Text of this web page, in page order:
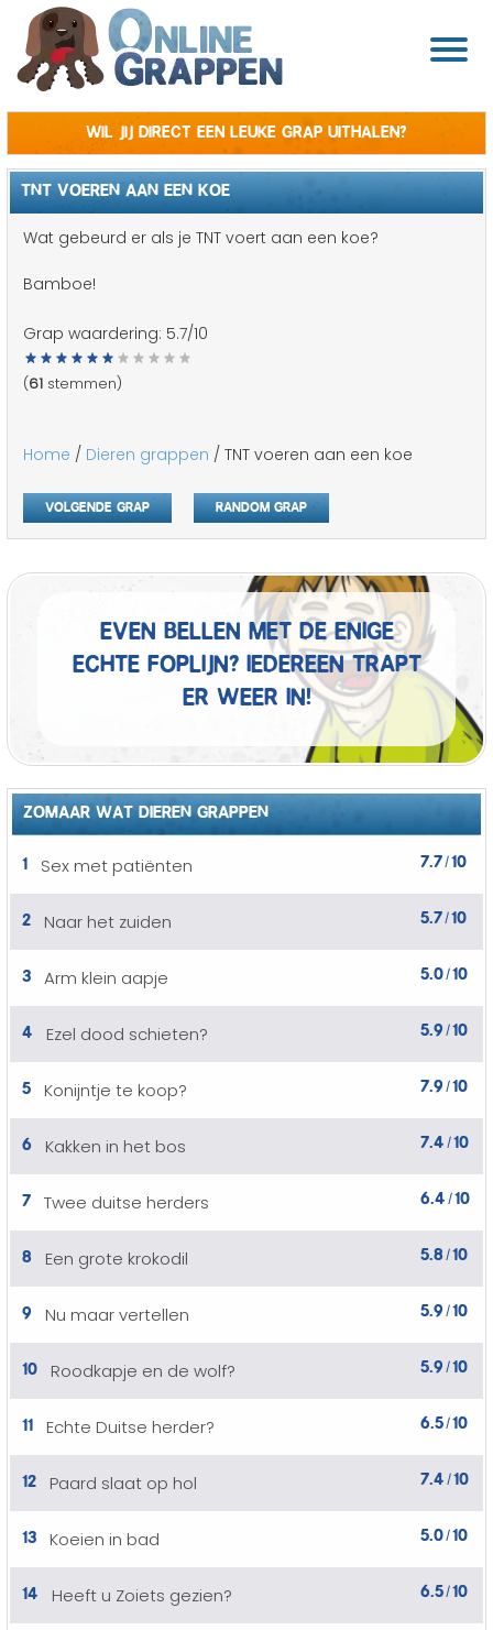
Wil jij direct een leuke grap uithalen?
TNT VOEREN AAN EEN KOE
Wat gebeurd er als je TNT voert aan een koe?
Bamboe!
Grap waardering: 5.7/10
(61 stemmen)
Home / Dieren grappen / TNT voeren aan een koe
Volgende grap Random grap
Even bellen met de enige
echte foplijn? Iedereen trapt
er weer in!
ZOMAAR WAT DIEREN GRAPPEN
1
Sex met patiënten 7.7/10
2 Naar het zuiden 5.7/10
3 Arm klein aapje 5.0/10
4 Ezel dood schieten? 5.9 /10
5 Konijntje te koop? 7.9 /10
6 Kakken in het bos 7.4 /10
7 Twee duitse herders 6.4 /10
8 Een grote krokodil 5.8 /10
9 Nu maar vertellen 5.9 /10
10 Roodkapje en de wolf? 5.9 /10
11 Echte Duitse herder? 6.5/10
12 Paard slaat op hol 7.4 /10
13 Koeien in bad 5.0/10
14 Heeft u Zoiets gezien? 6.5/10